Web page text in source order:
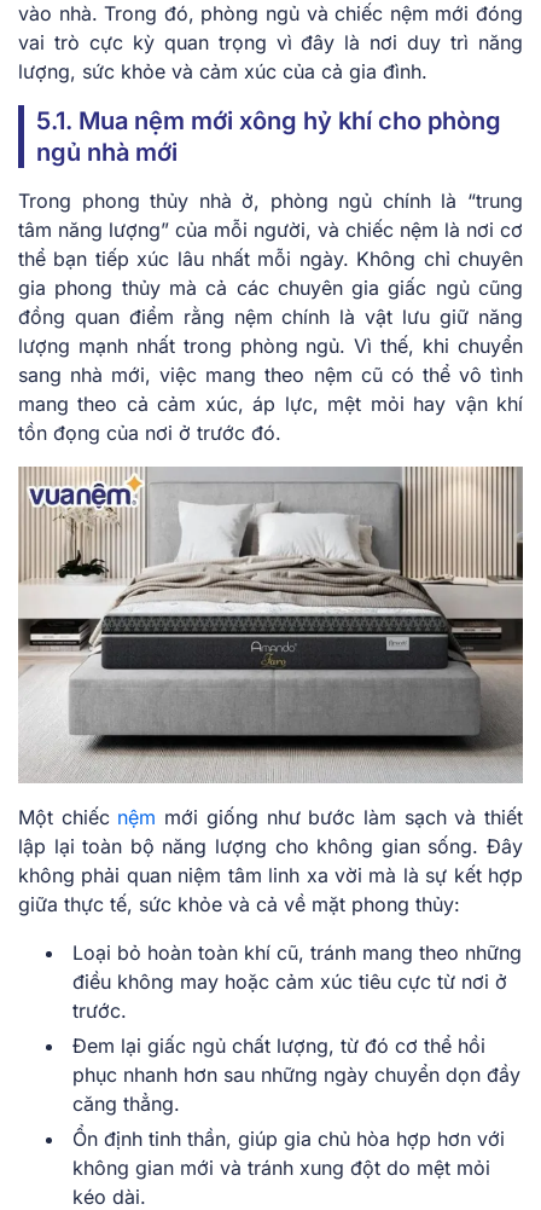
vào nhà. Trong đó, phòng ngủ và chiếc nệm mới đóng
vai trò cực kỳ quan trọng vì đây là nơi duy trì năng
lượng, sức khỏe và cảm xúc của cả gia đình.
5.1. Mua nệm mới xông hỷ khí cho phòng
ngủ nhà mới
Trong phong thủy nhà ở, phòng ngủ chính là “trung
tâm năng lượng” của mỗi người, và chiếc nệm là nơi cơ
thể bạn tiếp xúc lâu nhất mỗi ngày. Không chỉ chuyên
gia phong thủy mà cả các chuyên gia giấc ngủ cũng
đồng quan điểm rằng nệm chính là vật lưu giữ năng
lượng mạnh nhất trong phòng ngủ. Vì thế, khi chuyển
sang nhà mới, việc mang theo nệm cũ có thể vô tình
mang theo cả cảm xúc, áp lực, mệt mỏi hay vận khí
tồn đọng của nơi ở trước đó.
Một chiếc nệm mới giống như bước làm sạch và thiết
lập lại toàn bộ năng lượng cho không gian sống. Đây
không phải quan niệm tâm linh xa vời mà là sự kết hợp
giữa thực tế, sức khỏe và cả về mặt phong thủy:
Loại bỏ hoàn toàn khí cũ, tránh mang theo những
điều không may hoặc cảm xúc tiêu cực từ nơi ở
trước.
Đem lại giấc ngủ chất lượng, từ đó cơ thể hồi
phục nhanh hơn sau những ngày chuyển dọn đầy
căng thẳng.
Ổn định tinh thần, giúp gia chủ hòa hợp hơn với
không gian mới và tránh xung đột do mệt mỏi
kéo dài.